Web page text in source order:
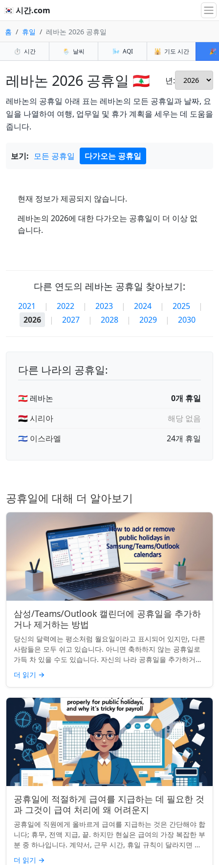
🇰🇷 시간.com
홈 휴일 레바논 2026 공휴일
⏱️ 시간 🌦️ 날씨 🌬️ AQI 🕌 기도 시간 🎉
레바논 2026 공휴일 🇱🇧
년:
레바논의 공휴일 아래 표는 레바논의 모든 공휴일과 날짜, 요
일을 나열하여 여행, 업무일 및 휴가 계획을 세우는 데 도움을
줍니다.
보기: 모든 공휴일 다가오는 공휴일
현재 정보가 제공되지 않습니다.
레바논의 2026에 대한 다가오는 공휴일이 더 이상 없
습니다.
다른 연도의 레바논 공휴일 찾아보기:
2021 | 2022 | 2023 | 2024 | 2025
|
2026
| 2027 | 2028 | 2029 | 2030
다른 나라의 공휴일:
🇱🇧 레바논
0개 휴일
🇸🇾 시리아
해당 없음
🇮🇱 이스라엘
24개 휴일
공휴일에 대해 더 알아보기
삼성/Teams/Outlook 캘린더에 공휴일을 추가하
거나 제거하는 방법
당신의 달력에는 평소처럼 월요일이라고 표시되어 있지만, 다른
사람들은 모두 쉬고 있습니다. 아니면 축하하지 않는 공휴일로
가득 차 있을 수도 있습니다. 자신의 나라 공휴일을 추가하거나
원하지 않는 공휴일을 정리하려는...
더 읽기 →
공휴일에 적절하게 급여를 지급하는 데 필요한 것
과 그것이 급여 처리에 왜 어려운지
공휴일에 직원에게 올바르게 급여를 지급하는 것은 간단해야 합
니다; 휴무, 전액 지급, 끝. 하지만 현실은 급여의 가장 복잡한 부
분 중 하나입니다. 계약서, 근무 시간, 휴일 규칙이 달라지면 하
나의 공휴일이 준수 문제...
더 읽기 →